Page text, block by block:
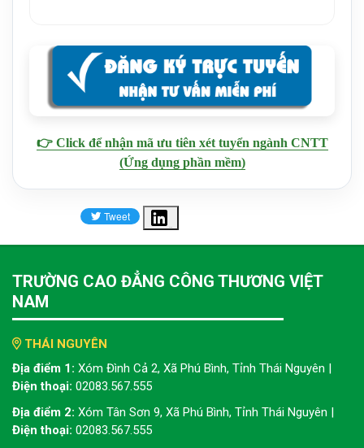
👉 Click để nhận mã ưu tiên xét tuyển ngành CNTT
(Ứng dụng phần mềm)
TRƯỜNG CAO ĐẲNG CÔNG THƯƠNG VIỆT
NAM
THÁI NGUYÊN
Địa điểm 1: Xóm Đình Cả 2, Xã Phú Bình, Tỉnh Thái Nguyên |
Điện thoại: 02083.567.555
Địa điểm 2: Xóm Tân Sơn 9, Xã Phú Bình, Tỉnh Thái Nguyên |
Điện thoại: 02083.567.555